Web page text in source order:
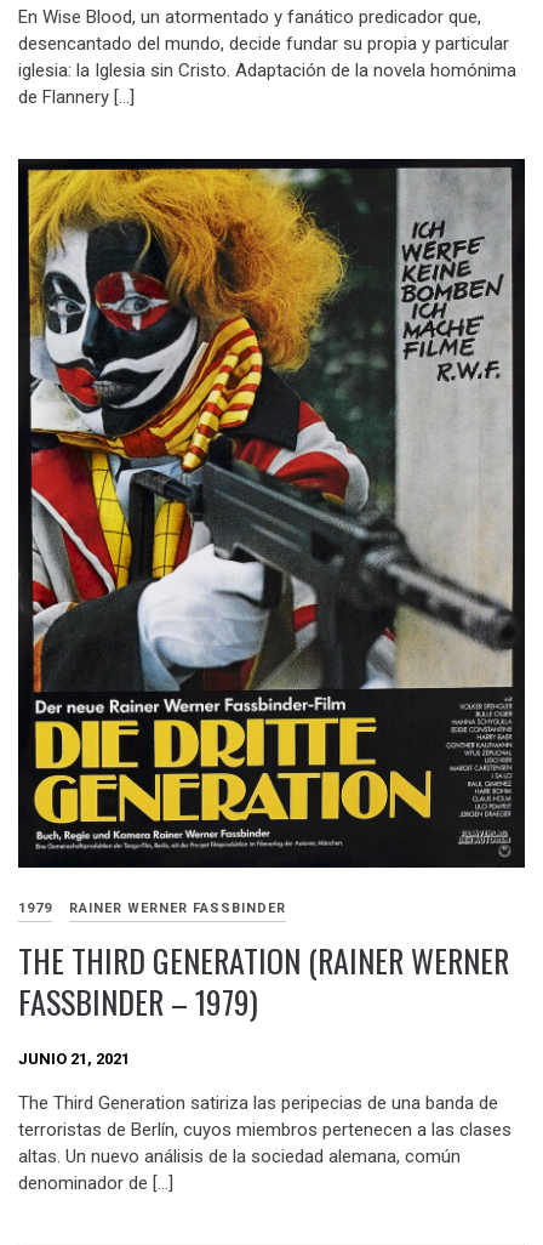
En Wise Blood, un atormentado y fanático predicador que,
desencantado del mundo, decide fundar su propia y particular
iglesia: la Iglesia sin Cristo. Adaptación de la novela homónima
de Flannery […]
1979 RAINER WERNER FASSBINDER
THE THIRD GENERATION (RAINER WERNER
FASSBINDER – 1979)
JUNIO 21, 2021
The Third Generation satiriza las peripecias de una banda de
terroristas de Berlín, cuyos miembros pertenecen a las clases
altas. Un nuevo análisis de la sociedad alemana, común
denominador de […]